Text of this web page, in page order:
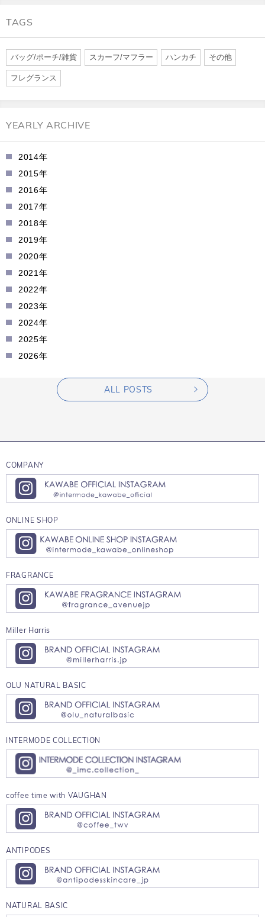
TAGS
バッグ/ポーチ/雑貨 スカーフ/マフラー ハンカチ その他
フレグランス
YEARLY ARCHIVE
2014年
2015年
2016年
2017年
2018年
2019年
2020年
2021年
2022年
2023年
2024年
2025年
2026年
ALL POSTS
COMPANY
ONLINE SHOP
FRAGRANCE
Miller Harris
OLU NATURAL BASIC
INTERMODE COLLECTION
coffee time with VAUGHAN
ANTIPODES
NATURAL BASIC